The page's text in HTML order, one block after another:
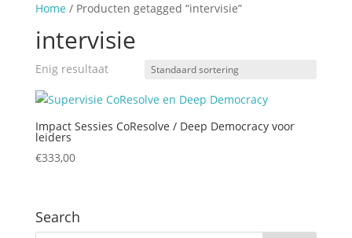
Home/ Producten getagged “intervisie”
intervisie
Enig resultaat
Impact Sessies CoResolve / Deep Democracy voor
leiders
€333,00
Search